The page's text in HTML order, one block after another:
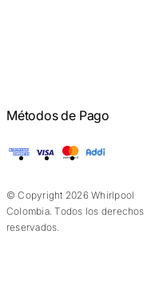
Métodos de Pago
American Express
Visa Mastercard
© Copyright 2026 Whirlpool
Colombia. Todos los derechos
reservados.